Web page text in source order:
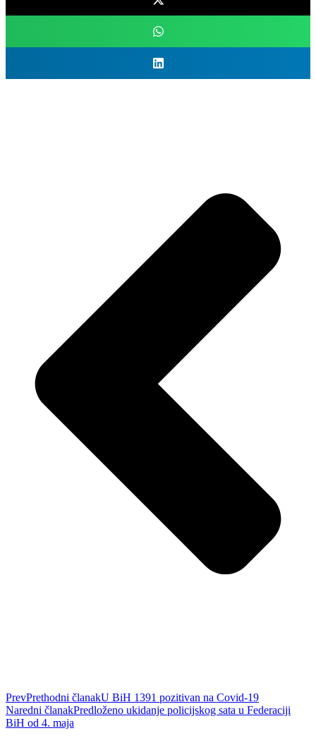
PrevPrethodni članakU BiH 1391 pozitivan na Covid-19
Naredni članakPredloženo ukidanje policijskog sata u Federaciji
BiH od 4. maja